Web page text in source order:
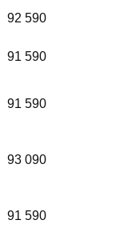
92 590
91 590
91 590
93 090
91 590